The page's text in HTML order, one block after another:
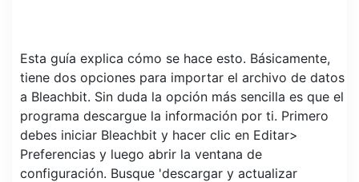
Esta guía explica cómo se hace esto. Básicamente,
tiene dos opciones para importar el archivo de datos
a Bleachbit. Sin duda la opción más sencilla es que el
programa descargue la información por ti. Primero
debes iniciar Bleachbit y hacer clic en Editar>
Preferencias y luego abrir la ventana de
configuración. Busque 'descargar y actualizar